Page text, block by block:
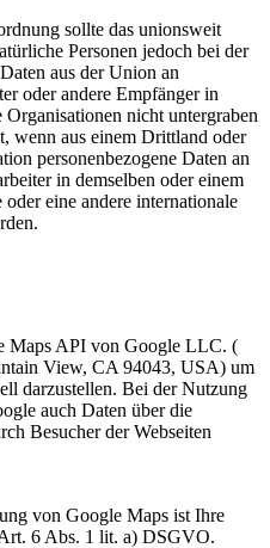
sollte das unionsweit
Personen jedoch bei der
aus der Union an
oder andere Empfänger in
nicht untergraben
wenn aus einem Drittland oder
personenbezogene Daten an
in demselben oder einem
eine andere internationale
Maps API von Google LLC. (
View, CA 94043, USA) um
darzustellen. Bei der Nutzung
auch Daten über die
Besucher der Webseiten
von Google Maps ist Ihre
6 Abs. 1 lit. a) DSGVO.